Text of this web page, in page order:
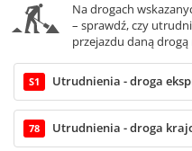
Na drogach
– sprawdź, czy
przejazdu daną drogą
S1 Utrudnienia - droga
78 Utrudnienia - droga